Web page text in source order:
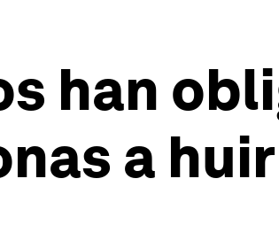
han
a